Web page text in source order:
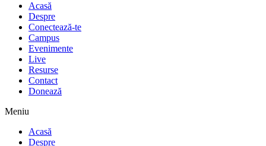
Acasă
Despre
Conectează-te
Campus
Evenimente
Live
Resurse
Contact
Donează
Meniu
Acasă
Despre